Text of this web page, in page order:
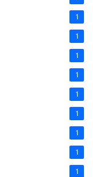
1
1
1
1
1
1
1
1
1